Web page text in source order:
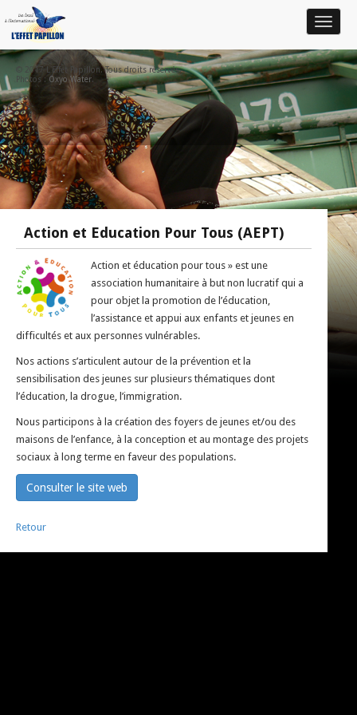
Toggle
© 2017 L'Effet Papillon. Tous droits réservés.
Photos : Oxyo Water.
Action et Education Pour Tous (AEPT)
Action et éducation pour tous » est une
association humanitaire à but non lucratif qui a
pour objet la promotion de l’éducation,
l’assistance et appui aux enfants et jeunes en
difficultés et aux personnes vulnérables.
Nos actions s’articulent autour de la prévention et la
sensibilisation des jeunes sur plusieurs thématiques dont
l’éducation, la drogue, l’immigration.
Nous participons à la création des foyers de jeunes et/ou des
maisons de l’enfance, à la conception et au montage des projets
sociaux à long terme en faveur des populations.
Consulter le site web
Retour